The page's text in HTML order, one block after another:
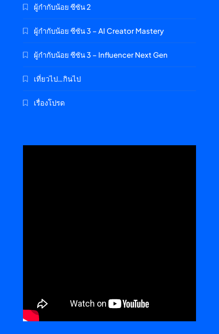
ผู้กำกับน้อย ซีซัน 2
ผู้กำกับน้อย ซีซัน 3 – AI Creator Mastery
ผู้กำกับน้อย ซีซัน 3 – Influencer Next Gen
เที่ยวไป…กินไป
เรื่องโปรด